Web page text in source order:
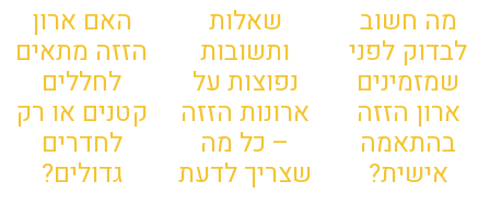
מה חשוב
לבדוק לפני
שמזמינים
ארון הזזה
בהתאמה
אישית?
שאלות
ותשובות
נפוצות על
ארונות הזזה
– כל מה
שצריך לדעת
האם ארון
הזזה מתאים
לחללים
קטנים או רק
לחדרים
גדולים?